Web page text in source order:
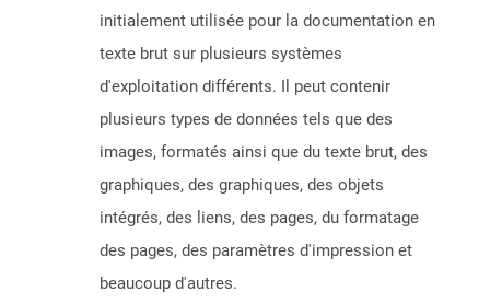
initialement utilisée pour la documentation en
texte brut sur plusieurs systèmes
d'exploitation différents. Il peut contenir
plusieurs types de données tels que des
images, formatés ainsi que du texte brut, des
graphiques, des graphiques, des objets
intégrés, des liens, des pages, du formatage
des pages, des paramètres d'impression et
beaucoup d'autres.